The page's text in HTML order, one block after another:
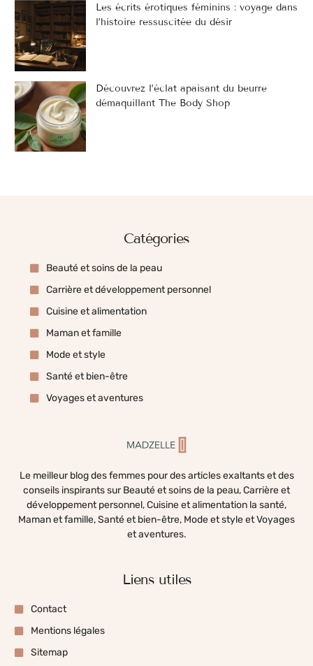
Les écrits érotiques féminins : voyage dans
l’histoire ressuscitée du désir
Découvrez l’éclat apaisant du beurre
démaquillant The Body Shop
Le meilleur blog des femmes pour des articles exaltants et des
conseils inspirants sur Beauté et soins de la peau, Carrière et
développement personnel, Cuisine et alimentation la santé,
Maman et famille, Santé et bien-être, Mode et style et Voyages
et aventures.
Catégories
Beauté et soins de la peau
Carrière et développement personnel
Cuisine et alimentation
Maman et famille
Mode et style
Santé et bien-être
Voyages et aventures
Liens utiles
Contact
Mentions légales
Sitemap